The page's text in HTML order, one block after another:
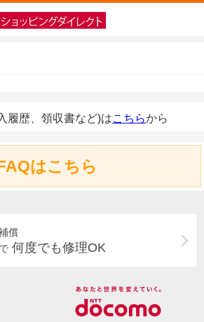
履歴、領収書など)はこちらから
はこちら
償
何度でも修理OK